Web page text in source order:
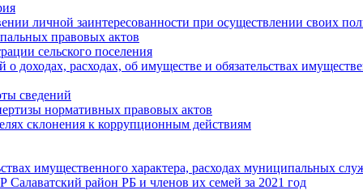
личной заинтересованности при осуществлении своих
правовых актов
сельского поселения
доходах, расходах, об имуществе и обязательствах
сведений
нормативных правовых актов
склонения к коррупционным действиям
имущественного характера, расходах муниципальных
район РБ и членов их семей за 2021 год